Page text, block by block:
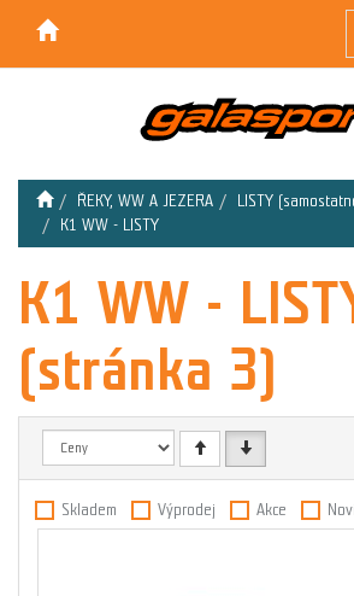
ŘEKY, WW A JEZERA
LISTY
K1 WW - LISTY
K1 WW -
(stránka 3)
Skladem Výprodej Akce